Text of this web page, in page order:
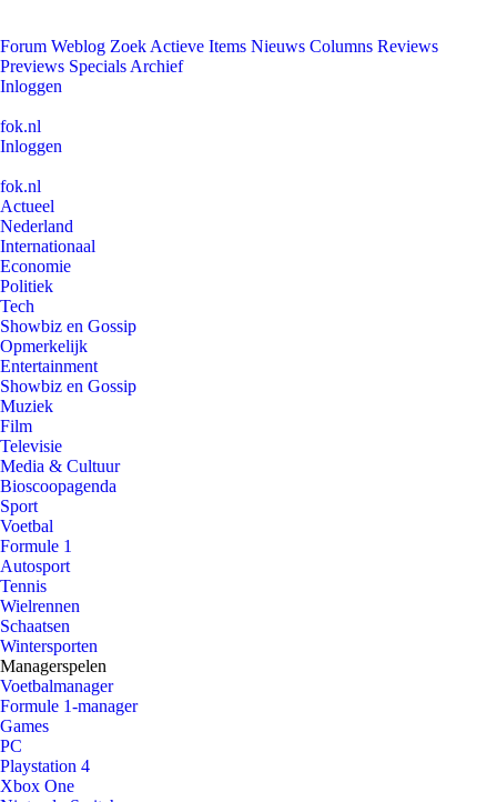
Forum Weblog Zoek Actieve Items Nieuws Columns Reviews
Previews Specials Archief
Inloggen
fok.nl
Inloggen
fok.nl
Actueel
Nederland
Internationaal
Economie
Politiek
Tech
Showbiz en Gossip
Opmerkelijk
Entertainment
Showbiz en Gossip
Muziek
Film
Televisie
Media & Cultuur
Bioscoopagenda
Sport
Voetbal
Formule 1
Autosport
Tennis
Wielrennen
Schaatsen
Wintersporten
Managerspelen
Voetbalmanager
Formule 1-manager
Games
PC
Playstation 4
Xbox One